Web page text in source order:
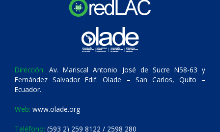
Dirección: Av. Mariscal Antonio José de Sucre N58-63 y
Fernández Salvador Edif. Olade – San Carlos, Quito –
Ecuador.
Web: www.olade.org
Teléfono: (593 2) 259 8122 / 2598 280